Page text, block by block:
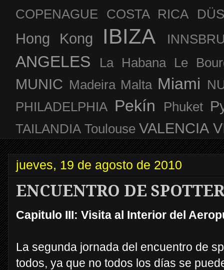
COPENAGUE COSTA RICA
Hong Kong IBIZA
ANGELES La Habana Le
MUNIC Madeira Malta Miami
PHILADELPHIA Pekín Phuket
TAILANDIA Toulouse VALENCIA
jueves, 19 de agosto de 2010
ENCUENTRO DE
Capitulo III: Visita al Interior del
La segunda jornada del encuentro de
todos, ya que no todos los días se